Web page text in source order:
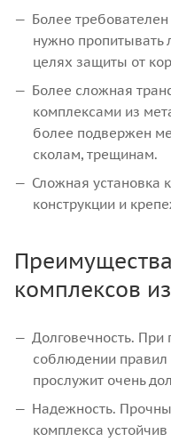
Более
нужно пропитывать
целях защиты от
Более сложная
комплексами из
более подвержен
сколам, трещинам.
Сложная установка
конструкции и
комплексов
Долговечность. При
соблюдении правил
прослужит очень
Надежность.
комплекса